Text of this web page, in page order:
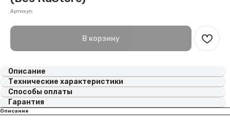
Артикул:
В корзину
Описание
Технические характеристики
Способы оплаты
Гарантия
Описание